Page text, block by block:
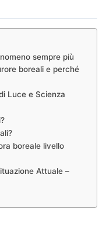
sempre più
boreali e perché
Luce e Scienza
boreale livello
Attuale –